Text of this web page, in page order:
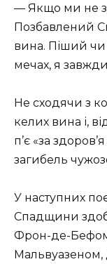
— Якщо ми не
Позбавлений
вина. Піший чи
мечах, я
Не сходячи з
келих вина і,
п’є «за
загибель
У наступних
Спадщини
Фрон-де-
Мальвуазеном,